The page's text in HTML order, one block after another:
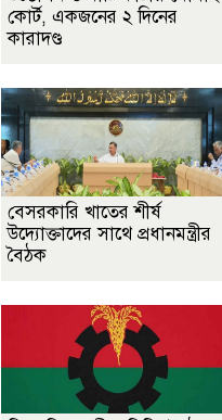
কোর্ট, একজনের ২ দিনের
কারাদণ্ড
বেসরকারি খাতের শীর্ষ
উদ্যোক্তাদের সাথে প্রধানমন্ত্রীর
বৈঠক